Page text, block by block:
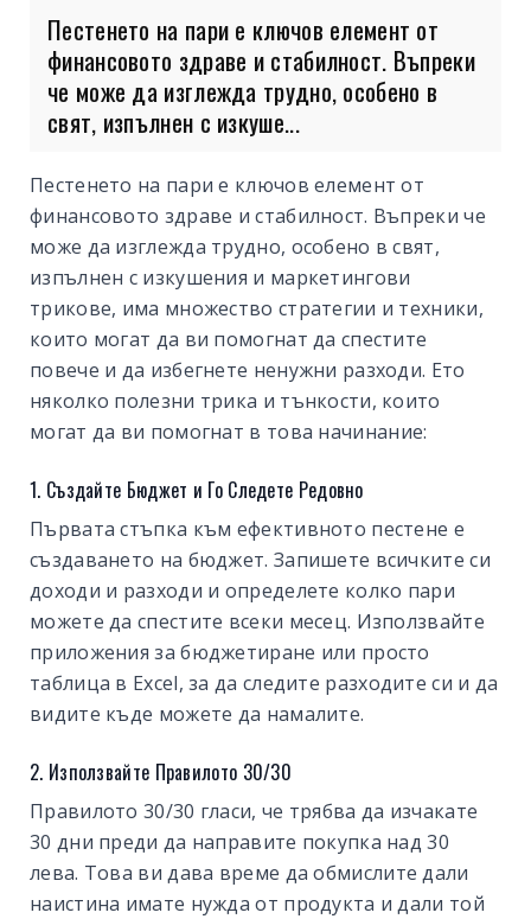
Пестенето на пари е ключов елемент от
финансовото здраве и стабилност. Въпреки
че може да изглежда трудно, особено в
свят, изпълнен с изкуше...
Пестенето на пари е ключов елемент от
финансовото здраве и стабилност. Въпреки че
може да изглежда трудно, особено в свят,
изпълнен с изкушения и маркетингови
трикове, има множество стратегии и техники,
които могат да ви помогнат да спестите
повече и да избегнете ненужни разходи. Ето
няколко полезни трика и тънкости, които
могат да ви помогнат в това начинание:
1. Създайте Бюджет и Го Следете Редовно
Първата стъпка към ефективното пестене е
създаването на бюджет. Запишете всичките си
доходи и разходи и определете колко пари
можете да спестите всеки месец. Използвайте
приложения за бюджетиране или просто
таблица в Excel, за да следите разходите си и да
видите къде можете да намалите.
2. Използвайте Правилото 30/30
Правилото 30/30 гласи, че трябва да изчакате
30 дни преди да направите покупка над 30
лева. Това ви дава време да обмислите дали
наистина имате нужда от продукта и дали той